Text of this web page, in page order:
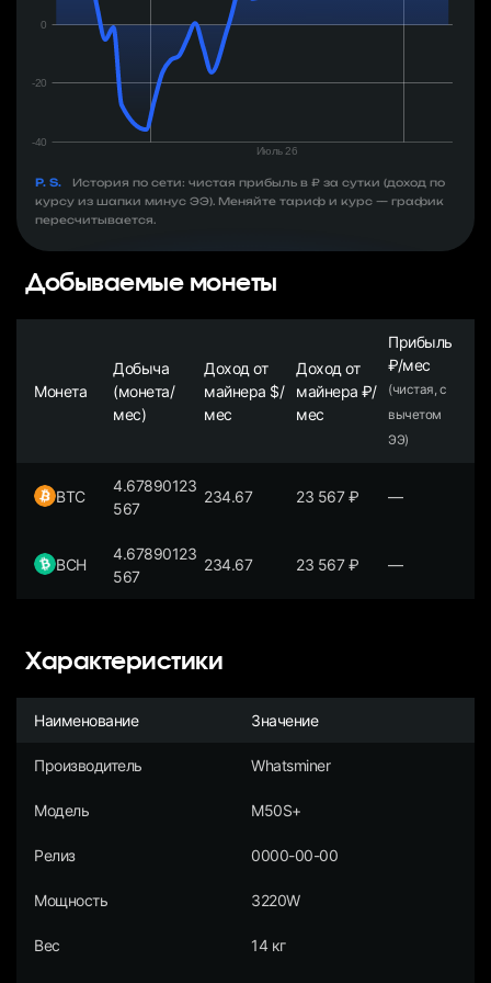
P. S.
История по сети: чистая прибыль в ₽ за сутки (доход по
курсу из шапки минус ЭЭ). Меняйте тариф и курс — график
пересчитывается.
Добываемые монеты
Монета
Добыча
(монета/
мес)
Доход от
майнера $/
мес
Доход от
майнера ₽/
мес
Прибыль
₽/мес
(чистая, с
вычетом
ЭЭ)
BTC
4.67890123
567
234.67 23 567₽ —
BCH
4.67890123
567
234.67 23 567₽ —
Характеристики
Наименование Значение
Производитель Whatsminer
Модель M50S+
Релиз 0000-00-00
Мощность 3220W
Вес 14 кг